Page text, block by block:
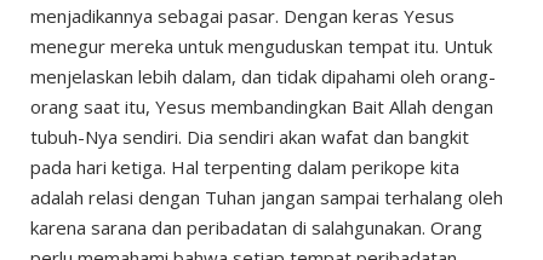
menjadikannya sebagai pasar. Dengan keras Yesus
menegur mereka untuk menguduskan tempat itu. Untuk
menjelaskan lebih dalam, dan tidak dipahami oleh orang-
orang saat itu, Yesus membandingkan Bait Allah dengan
tubuh-Nya sendiri. Dia sendiri akan wafat dan bangkit
pada hari ketiga. Hal terpenting dalam perikope kita
adalah relasi dengan Tuhan jangan sampai terhalang oleh
karena sarana dan peribadatan di salahgunakan. Orang